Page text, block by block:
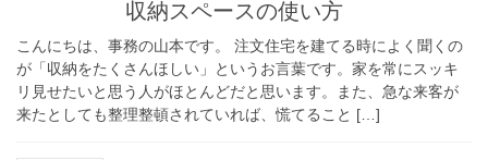
収納スペースの使い方
こんにちは、事務の山本です。 注文住宅を建てる時によく聞くの
が「収納をたくさんほしい」というお言葉です。家を常にスッキ
リ見せたいと思う人がほとんどだと思います。また、急な来客が
来たとしても整理整頓されていれば、慌てること […]